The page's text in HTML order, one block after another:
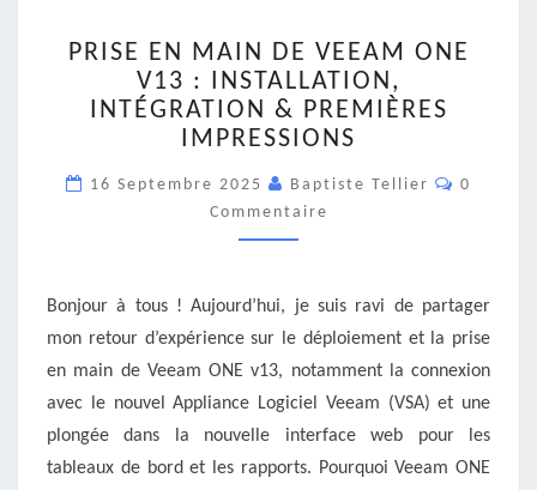
EN
MAIN
DE
VEEAM
V13
:
INSTALLATION,
PREMIÈRES
IMPRESSIONS
PRISE EN MAIN DE VEEAM ONE
V13 : INSTALLATION,
INTÉGRATION & PREMIÈRES
IMPRESSIONS
16 Septembre 2025 Baptiste Tellier
0
Commentaire
Bonjour à tous ! Aujourd’hui, je suis ravi de partager
mon retour d’expérience sur le déploiement et la prise
en main de Veeam ONE v13, notamment la connexion
avec le nouvel Appliance Logiciel Veeam (VSA) et une
plongée dans la nouvelle interface web pour les
tableaux de bord et les rapports. Pourquoi Veeam ONE